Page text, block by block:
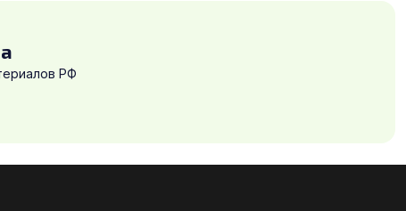
РФ